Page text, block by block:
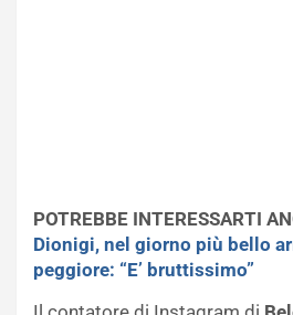
POTREBBE INTERESSARTI
Dionigi, nel giorno più bello
peggiore: “E’ bruttissimo”